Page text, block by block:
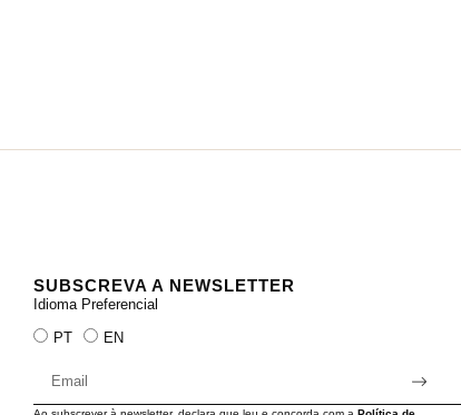
SUBSCREVA A NEWSLETTER
Idioma Preferencial
PT EN